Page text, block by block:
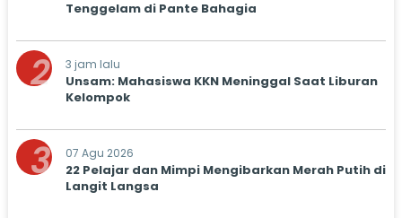
Tenggelam di Pante Bahagia
2 3 jam lalu
Unsam: Mahasiswa KKN Meninggal Saat Liburan
Kelompok
3 07 Agu 2026
22 Pelajar dan Mimpi Mengibarkan Merah Putih di
Langit Langsa